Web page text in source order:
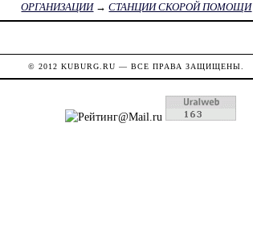
ОРГАНИЗАЦИИ→СТАНЦИИ СКОРОЙ ПОМОЩИ
© 2012KUBURG.RU — ВСЕ ПРАВА ЗАЩИЩЕНЫ.